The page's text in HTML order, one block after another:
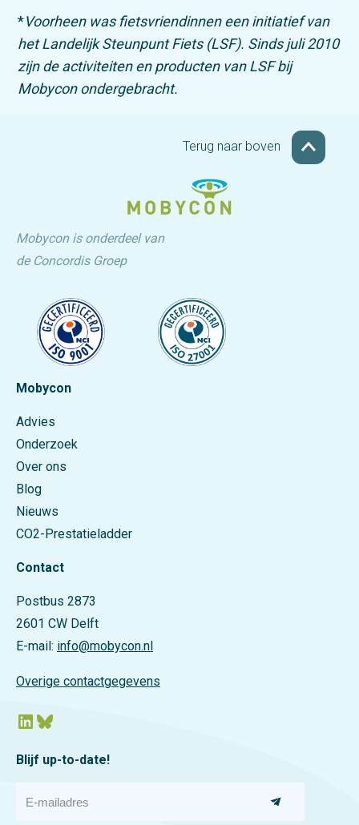
*Voorheen was fietsvriendinnen een initiatief van
het Landelijk Steunpunt Fiets (LSF). Sinds juli 2010
zijn de activiteiten en producten van LSF bij
Mobycon ondergebracht.
Terug naar boven
Mobycon is onderdeel van
de Concordis Groep
Mobycon
Advies
Onderzoek
Over ons
Blog
Nieuws
CO2-Prestatieladder
Contact
Postbus 2873
2601 CW Delft
E-mail: info@mobycon.nl
Overige contactgegevens
LinkedIn Bluesky
Blijf up-to-date!